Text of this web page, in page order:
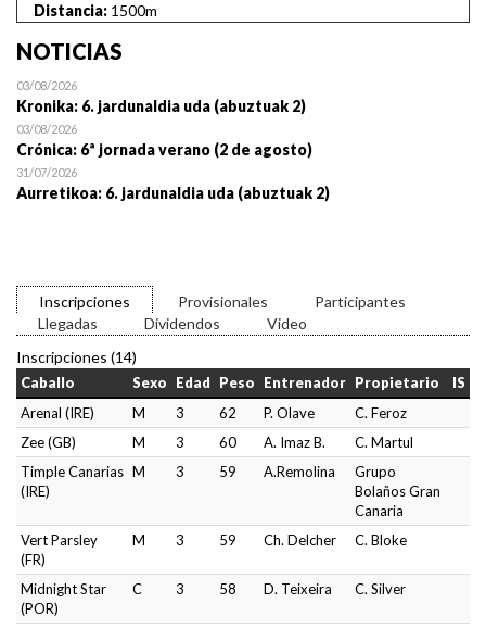
Distancia: 1500m
NOTICIAS
03/08/2026
Kronika: 6. jardunaldia uda (abuztuak 2)
03/08/2026
Crónica: 6ª jornada verano (2 de agosto)
31/07/2026
Aurretikoa: 6. jardunaldia uda (abuztuak 2)
Inscripciones Provisionales
Participantes
Llegadas
Dividendos
Video
Inscripciones (14)
Caballo Sexo Edad Peso Entrenador Propietario
IS
Arenal (IRE)
M 3 62 P. Olave
C. Feroz
Zee (GB)
M 3 60 A. Imaz B.
C. Martul
Timple Canarias
(IRE)
M 3 59 A.Remolina
Grupo
Bolaños Gran
Canaria
Vert Parsley
(FR)
M 3 59 Ch. Delcher C. Bloke
Midnight Star
(POR)
C 3 58 D. Teixeira C. Silver